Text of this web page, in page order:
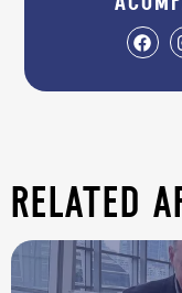
related